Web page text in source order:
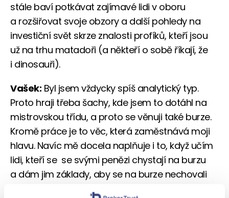
stále baví potkávat zajímavé lidi v oboru
a rozšiřovat svoje obzory a další pohledy na
investiční svět skrze znalosti profíků, kteří jsou
už na trhu matadoři (a někteří o sobě říkají, že
i dinosauři).
Vašek: Byl jsem vždycky spíš analytický typ.
Proto hraji třeba šachy, kde jsem to dotáhl na
mistrovskou třídu, a proto se věnuji také burze.
Kromě práce je to věc, která zaměstnává moji
hlavu. Navíc mě docela naplňuje i to, když učím
lidi, kteří se se svými penězi chystají na burzu
a dám jim základy, aby se na burze nechovali
jako pitomci a nenasypali tam bezmyšlenkovitě